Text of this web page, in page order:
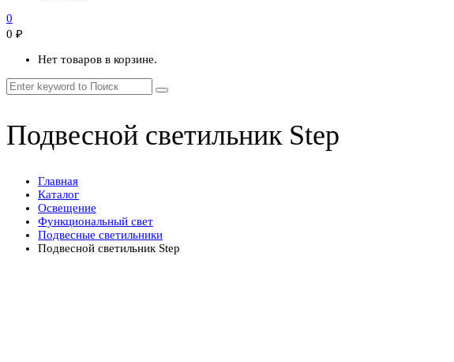
0
0 ₽
Нет товаров в корзине.
Подвесной светильник Step
Главная
Каталог
Освещение
Функциональный свет
Подвесные светильники
Подвесной светильник Step